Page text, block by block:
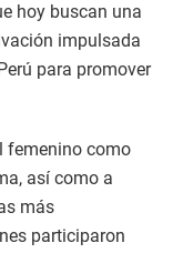
hoy buscan una
impulsada
para promover
femenino como
así como a
más
participaron